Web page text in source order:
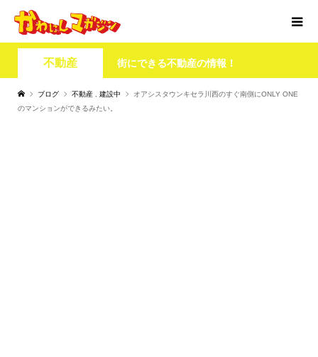
不動産 街にできる不動産の情報！
ブログ 不動産 建設中
オアシスタウンキセラ川西のすぐ南側にONLY ONE
のマンションができるみたい。